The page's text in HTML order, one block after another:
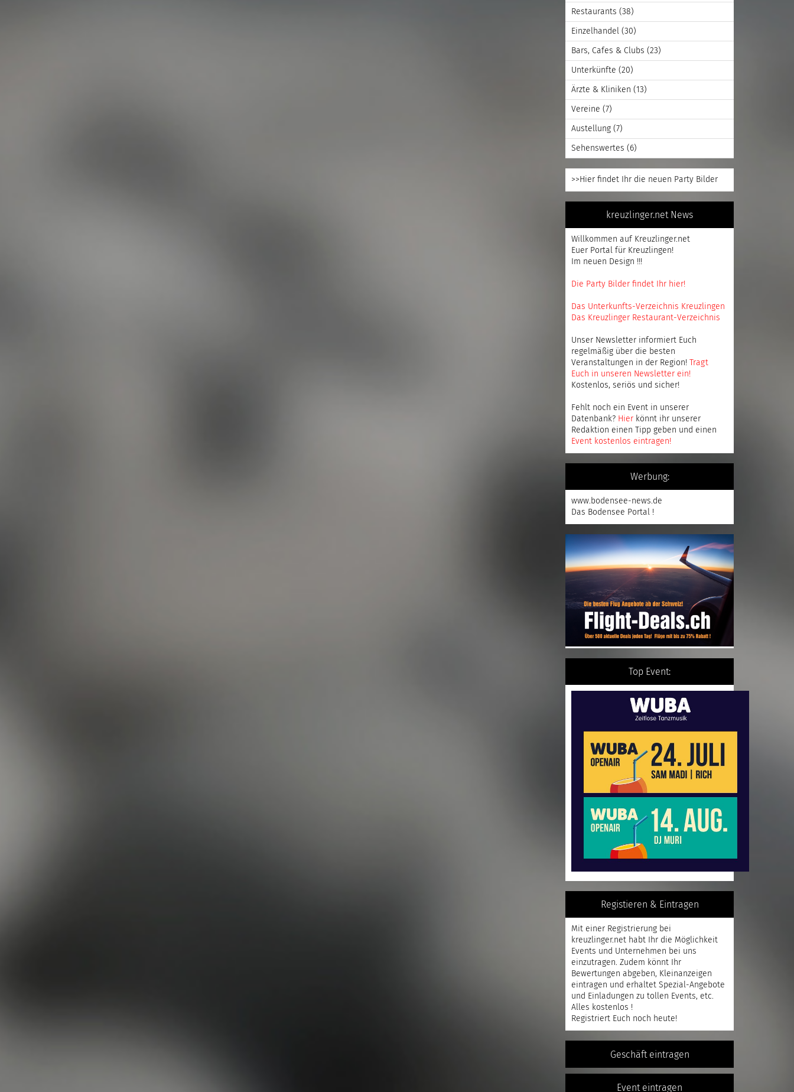
Restaurants (38)
Einzelhandel (30)
Bars, Cafes & Clubs (23)
Unterkünfte (20)
Ärzte & Kliniken (13)
Vereine (7)
Austellung (7)
Sehenswertes (6)
>>Hier findet Ihr die neuen Party Bilder
kreuzlinger.net News
Willkommen auf Kreuzlinger.net
Euer Portal für Kreuzlingen!
Im neuen Design !!!
Die Party Bilder findet Ihr hier!
Das Unterkunfts-Verzeichnis Kreuzlingen
Das Kreuzlinger Restaurant-Verzeichnis
Unser Newsletter informiert Euch
regelmäßig über die besten
Veranstaltungen in der Region! Tragt
Euch in unseren Newsletter ein!
Kostenlos, seriös und sicher!
Fehlt noch ein Event in unserer
Datenbank? Hier könnt ihr unserer
Redaktion einen Tipp geben und einen
Event kostenlos eintragen!
Werbung:
www.bodensee-news.de
Das Bodensee Portal !
Top Event:
Registieren & Eintragen
Mit einer Registrierung bei
kreuzlinger.net habt Ihr die Möglichkeit
Events und Unternehmen bei uns
einzutragen. Zudem könnt Ihr
Bewertungen abgeben, Kleinanzeigen
eintragen und erhaltet Spezial-Angebote
und Einladungen zu tollen Events, etc.
Alles kostenlos !
Registriert Euch noch heute!
Geschäft eintragen
Event eintragen